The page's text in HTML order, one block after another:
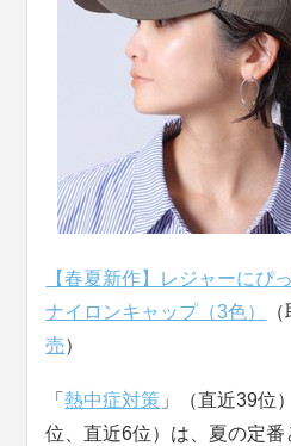
【春夏新作】レジャーにぴ
ナイロンキャップ（3色）
売）
「熱中症対策 」（直近39位
位、直近6位）は、夏の定番